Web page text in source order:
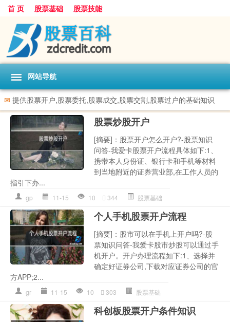
首 页 股票基础 股票技能
网站导航
✉ 提供股票开户,股票委托,股票成交,股票交割,股票过户的基础知识
股票炒股开户
[摘要]：股票开户怎么开户?-股票知识
问答-我爱卡股票开户流程具体如下:1、
携带本人身份证、银行卡和手机等材料
到当地附近的证券营业部,在工作人员的
指引下办...
gp 11-15 10 344 股票基础
个人手机股票开户流程
[摘要]：股市可以在手机上开户吗?-股
票知识问答-我爱卡股市炒股可以通过手
机开户。开户办理流程如下:1、选择并
确定好证券公司,下载对应证券公司的官
方APP;2...
gr 11-15 10 303 股票基础
科创板股票开户条件知识